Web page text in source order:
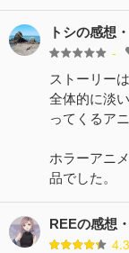
トシの感想
-
ストーリー
全体的に淡
ってくるア
ホラーアニ
品でした。
REEの感想
4.3